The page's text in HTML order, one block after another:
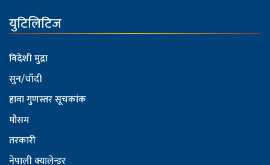
युटिलिटिज
विदेशी मुद्रा
सुन/चाँदी
हावा गुणस्तर सूचकांक
मौसम
तरकारी
नेपाली क्यालेन्डर